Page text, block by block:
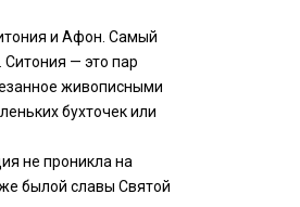
и Афон. Самый
— это пар
живописными
бухточек или
не проникла на
былой славы Святой